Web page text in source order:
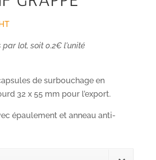
par lot, soit 0.2€ l'unité
de surbouchage en
32 x 55 mm pour l’export.
épaulement et anneau anti-